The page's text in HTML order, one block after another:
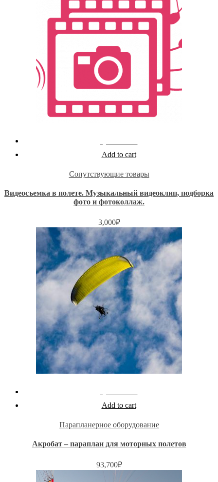
Add to cart
Сопутствующие товары
Видеосъемка в полете. Музыкальный видеоклип, подборка
фото и фотоколлаж.
3,000₽
Add to cart
Парапланерное оборудование
Акробат – параплан для моторных полетов
93,700₽